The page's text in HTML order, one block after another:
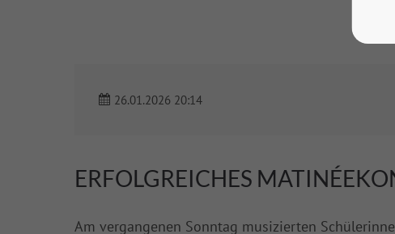
26.01.2026 20:14
ERFOLGREICHES
Am vergangenen Sonntag musizierten